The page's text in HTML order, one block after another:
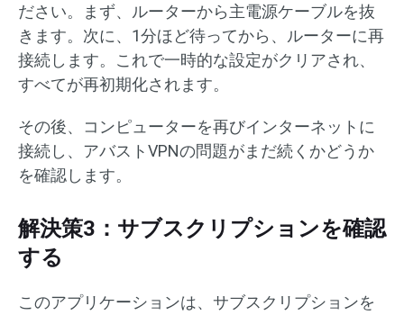
ださい。まず、ルーターから主電源ケーブルを抜
きます。次に、1分ほど待ってから、ルーターに再
接続します。これで一時的な設定がクリアされ、
すべてが再初期化されます。
その後、コンピューターを再びインターネットに
接続し、アバストVPNの問題がまだ続くかどうか
を確認します。
解決策3：サブスクリプションを確認
する
このアプリケーションは、サブスクリプションを